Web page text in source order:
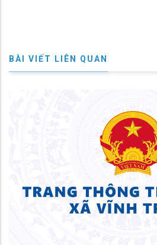
BÀI VIẾT LIÊN QUAN